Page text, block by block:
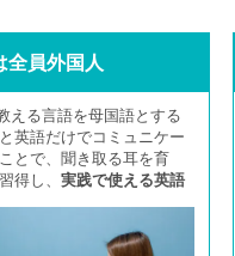
全員外国人
える言語を母国語とする
英語だけでコミュニケー
とで、聞き取る耳を育
得し、 実践で使える英語